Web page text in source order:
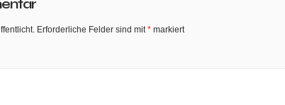
Erforderliche Felder sind mit* markiert